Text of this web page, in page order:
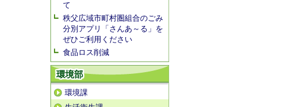
て
秩父広域市町村圏組合のごみ
分別アプリ「さんあ～る」を
ぜひご利用ください
食品ロス削減
環境部
環境課